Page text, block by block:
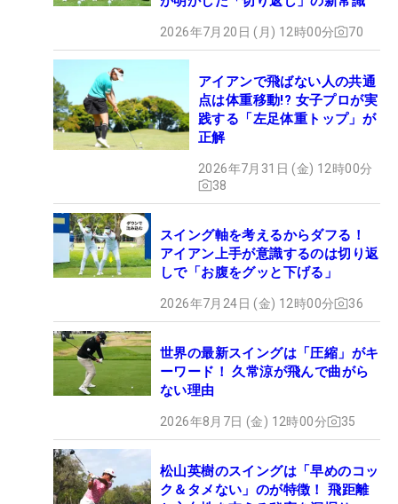
2026年7月20日 (月) 12時00分 70
アイアンで飛ばない人の共通
点は体重移動!? 女子プロが実
践する「左足体重トップ」が
正解
2026年7月31日 (金) 12時00分
38
スイング軸を考えるからダフる！
アイアン上手が意識するのは切り返
しで「お腹をグッと下げる」
2026年7月24日 (金) 12時00分 36
世界の最新スイングは「圧縮」がキ
ーワード！ 久常涼が飛んで曲がら
ない理由
2026年8月7日 (金) 12時00分 35
松山英樹のスイングは「早めのコッ
ク＆タメない」のが特徴！ 飛距離